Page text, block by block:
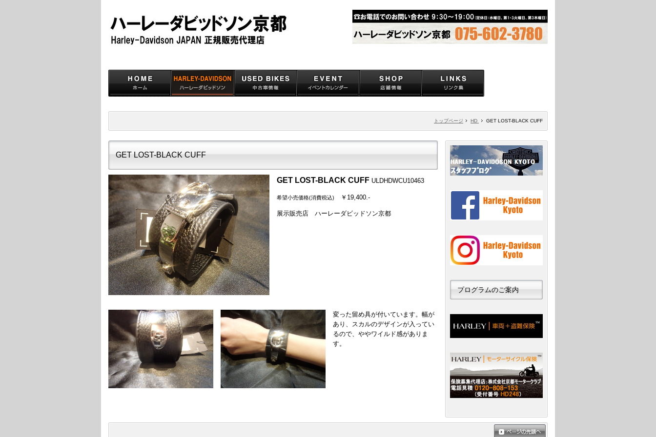
トップページ HD GET LOST-BLACK CUFF
GET LOST-BLACK CUFF
GET LOST-BLACK CUFF ULDHDWCU10463
希望小売価格(消費税込) ￥19,400.-
展示販売店 ハーレーダビッドソン京都
変った留め具が付いています。幅が
あり、スカルのデザインが入ってい
るので、ややワイルド感がありま
す。
プログラムのご案内